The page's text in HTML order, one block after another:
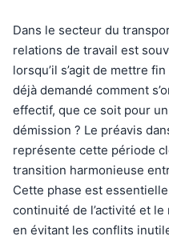
Dans le secteur du
relations de travail est
lorsqu’il s’agit de mettre
déjà demandé comment
effectif, que ce soit pour
démission ? Le préavis
représente cette période
transition harmonieuse
Cette phase est
continuité de l’activité et
en évitant les conflits